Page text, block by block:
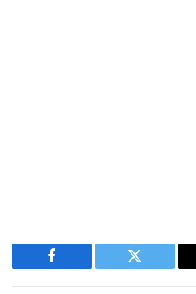
Facebook Twitter